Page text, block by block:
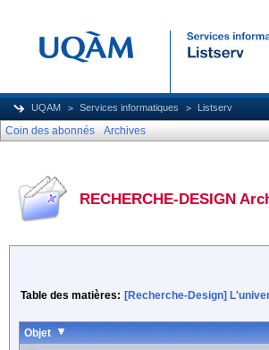
UQAM Services informatiques Listserv
Coin des abonnés Archives
RECHERCHE-DESIGN
Table des matières: [Recherche-Design]
Objet